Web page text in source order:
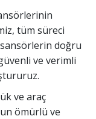
tüm süreci
doğru
ve verimli
ve araç
ömürlü ve